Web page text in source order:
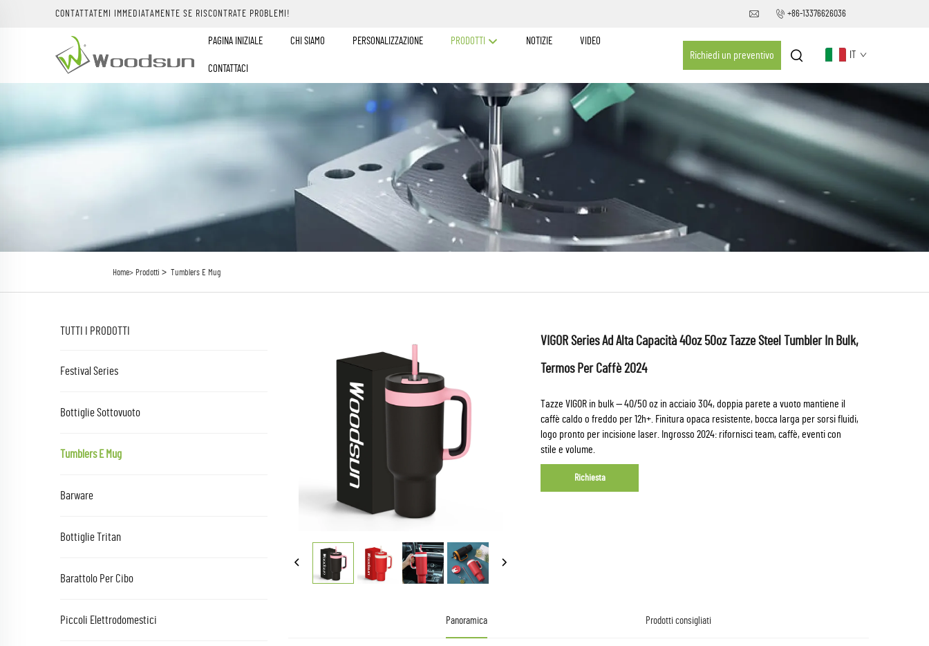
CONTATTATEMI IMMEDIATAMENTE SE RISCONTRATE PROBLEMI! +86-13376626036
PAGINA INIZIALE CHI SIAMO PERSONALIZZAZIONE PRODOTTI NOTIZIE VIDEO
CONTATTACI
Richiedi un preventivo
Home> Prodotti > Tumblers E Mug
TUTTI I PRODOTTI
Festival Series
Bottiglie Sottovuoto
Tumblers E Mug
Barware
Bottiglie Tritan
Barattolo Per Cibo
Piccoli Elettrodomestici
VIGOR Series Ad Alta Capacità 40oz 50oz Tazze Steel Tumbler In Bulk,
Termos Per Caffè 2024
Tazze VIGOR in bulk — 40/50 oz in acciaio 304, doppia parete a vuoto mantiene il
caffè caldo o freddo per 12h+. Finitura opaca resistente, bocca larga per sorsi fluidi,
logo pronto per incisione laser. Ingrosso 2024: rifornisci team, caffè, eventi con
stile e volume.
Richiesta
Panoramica Prodotti consigliati